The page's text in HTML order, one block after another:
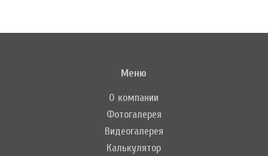
Меню
О компании
Фотогалерея
Видеогалерея
Калькулятор